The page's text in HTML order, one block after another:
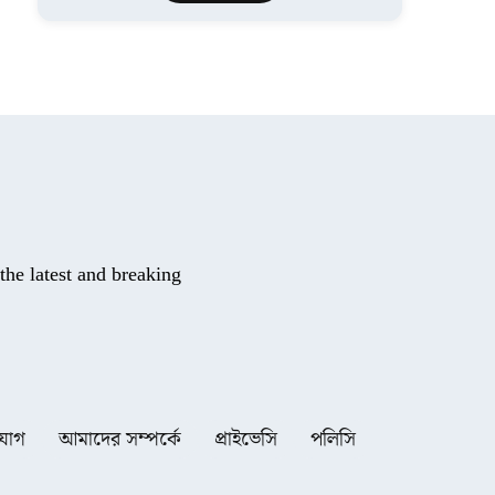
latest and breaking
আমাদের সম্পর্কে প্রাইভেসি পলিসি